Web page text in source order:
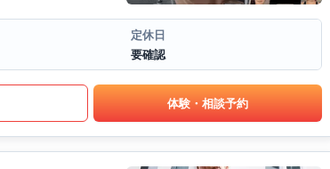
定休日
要確認
体験・相談予約